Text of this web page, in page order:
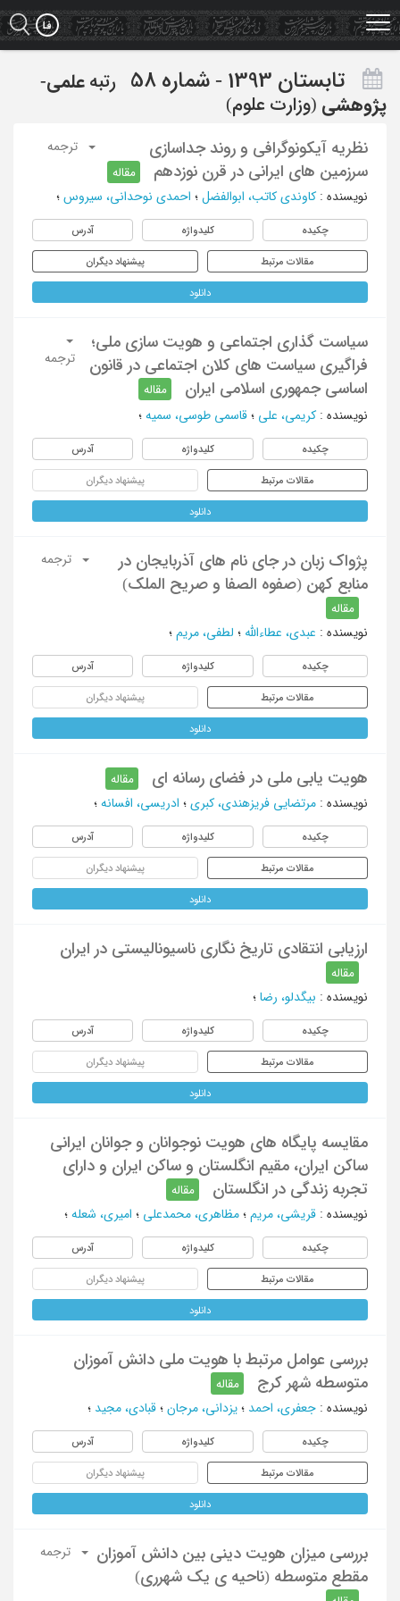
Skip
to
main
تابستان 1393 - شماره 58 رتبه علمی-
پژوهشی (وزارت علوم)
نظریه آیکونوگرافی و روند جداسازی
سرزمین های ایرانی در قرن نوزدهم
مقاله
ترجمه
نویسنده : کاوندی کاتب، ابوالفضل ؛ احمدی نوحدانی، سیروس ؛
چکیده کلیدواژه آدرس
مقالات مرتبط پیشنهاد دیگران
دانلود
سیاست گذاری اجتماعی و هویت سازی ملی؛
فراگیری سیاست های کلان اجتماعی در قانون
اساسی جمهوری اسلامی ایران
مقاله
ترجمه
نویسنده : کریمی، علی ؛ قاسمی طوسی، سمیه ؛
چکیده کلیدواژه آدرس
مقالات مرتبط پیشنهاد دیگران
دانلود
پژواک زبان در جای نام های آذربایجان در
منابع کهن (صفوه الصفا و صریح الملک)
مقاله
ترجمه
نویسنده : عبدی، عطاءالله ؛ لطفی، مریم ؛
چکیده کلیدواژه آدرس
مقالات مرتبط پیشنهاد دیگران
دانلود
هویت یابی ملی در فضای رسانه ای
مقاله
نویسنده : مرتضایی فریزهندی، کبری ؛ ادریسی، افسانه ؛
چکیده کلیدواژه آدرس
مقالات مرتبط پیشنهاد دیگران
دانلود
ارزیابی انتقادی تاریخ نگاری ناسیونالیستی در ایران
مقاله
نویسنده : بیگدلو، رضا ؛
چکیده کلیدواژه آدرس
مقالات مرتبط پیشنهاد دیگران
دانلود
مقایسه پایگاه های هویت نوجوانان و جوانان ایرانی
ساکن ایران، مقیم انگلستان و ساکن ایران و دارای
تجربه زندگی در انگلستان
مقاله
نویسنده : قریشی، مریم ؛ مظاهری، محمدعلی ؛ امیری، شعله ؛
چکیده کلیدواژه آدرس
مقالات مرتبط پیشنهاد دیگران
دانلود
بررسی عوامل مرتبط با هویت ملی دانش آموزان
متوسطه شهر کرج
مقاله
نویسنده : جعفری، احمد ؛ یزدانی، مرجان ؛ قبادی، مجید ؛
چکیده کلیدواژه آدرس
مقالات مرتبط پیشنهاد دیگران
دانلود
بررسی میزان هویت دینی بین دانش آموزان
مقطع متوسطه (ناحیه ی یک شهرری)
ترجمه